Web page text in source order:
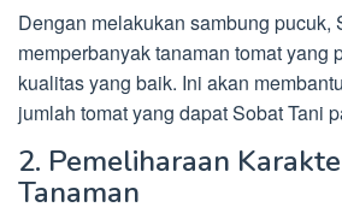
Dengan melakukan sambung pucuk,
memperbanyak tanaman tomat yang
kualitas yang baik. Ini akan
jumlah tomat yang dapat Sobat Tani
2. Pemeliharaan
Tanaman